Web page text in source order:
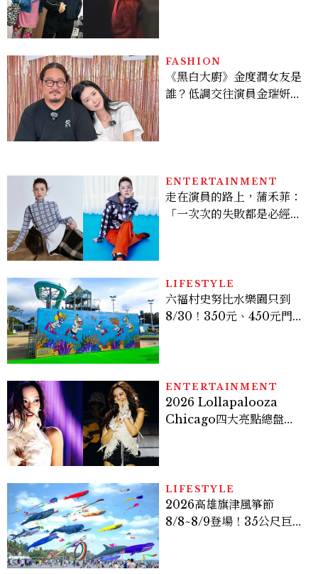
看點懶人包
FASHION
《黑白大廚》金度潤女友是
誰？低調交往演員金瑞妍、
ENTERTAINMENT
走在演員的路上，蒲禾菲：
「一次次的失敗都是必經過
LIFESTYLE
六福村史努比水樂園只到
8/30！350元、450元門票
ENTERTAINMENT
2026 Lollapalooza
Chicago四大亮點總盤
LIFESTYLE
2026高雄旗津風箏節
8/8~8/9登場！35公尺巨大